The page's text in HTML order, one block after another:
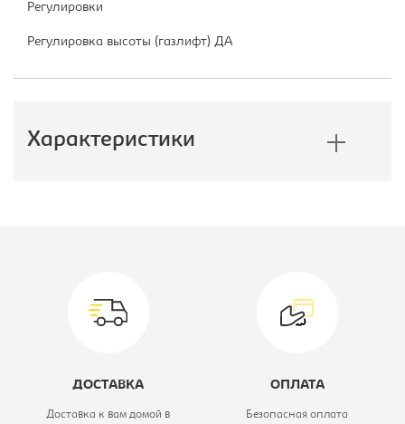
Регулировки
Регулировка высоты (газлифт) ДА
Характеристики
Материал обивки: ткань
ДОСТАВКА
Доставка к вам домой в
ОПЛАТА
Безопасная оплата